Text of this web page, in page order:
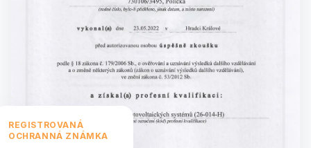
REGISTROVANÁ
OCHRANNÁ ZNÁMKA